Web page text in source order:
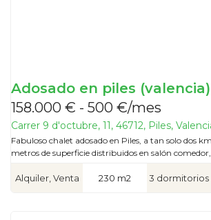
Adosado en piles (valencia)
158.000 € - 500 €/mes
Carrer 9 d'octubre, 11, 46712, Piles,
Fabuloso chalet adosado en Piles, a tan solo dos
metros de superficie distribuidos en salón
Alquiler, Venta 230 m2 3 dormitorios